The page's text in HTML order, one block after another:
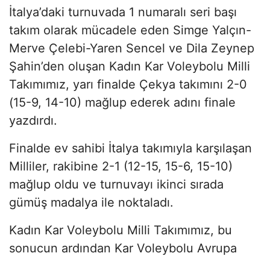
İtalya’daki turnuvada 1 numaralı seri başı
takım olarak mücadele eden Simge Yalçın-
Merve Çelebi-Yaren Sencel ve Dila Zeynep
Şahin’den oluşan Kadın Kar Voleybolu Milli
Takımımız, yarı finalde Çekya takımını 2-0
(15-9, 14-10) mağlup ederek adını finale
yazdırdı.
Finalde ev sahibi İtalya takımıyla karşılaşan
Milliler, rakibine 2-1 (12-15, 15-6, 15-10)
mağlup oldu ve turnuvayı ikinci sırada
gümüş madalya ile noktaladı.
Kadın Kar Voleybolu Milli Takımımız, bu
sonucun ardından Kar Voleybolu Avrupa